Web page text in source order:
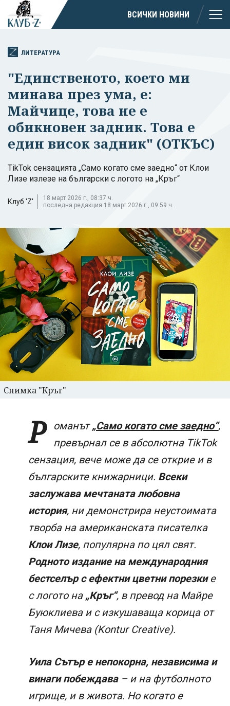
ВСИЧКИ НОВИНИ
ЛИТЕРАТУРА
"Единственото, което ми
минава през ума, е:
Майчице, това не е
обикновен задник. Това е
един висок задник" (ОТКЪС)
TikTok сензацията „Само когато сме заедно“ от Клои
Лизе излезе на български с логото на „Кръг“
Клуб 'Z'
18 март 2026 г., 08:37 ч.
последна редакция 18 март 2026 г., 09:59 ч.
Снимка "Кръг"
Р оманът„Само когато сме заедно“,
превърнал се в абсолютна TikTok
сензация, вече може да се открие и в
българските книжарници. Всеки
заслужава мечтаната любовна
история, ни демонстрира неустоимата
творба на американската писателка
Клои Лизе, популярна по цял свят.
Родното издание на международния
бестселър с ефектни цветни порезки е
с логото на „Кръг“, в превод на Майре
Буюклиева и с изкушаваща корица от
Таня Мичева (Kontur Creative).
Уила Сътър е непокорна, независима и
винаги побеждава– и на футболното
игрище, и в живота. Но когато е